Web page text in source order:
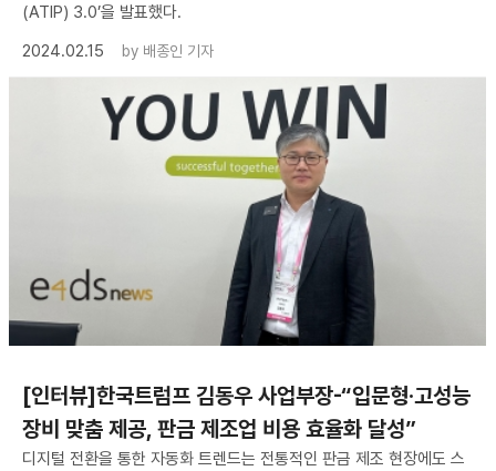
(ATIP) 3.0’을 발표했다.
2024.02.15
by 배종인 기자
[인터뷰]한국트럼프 김동우 사업부장-“입문형·고성능
장비 맞춤 제공, 판금 제조업 비용 효율화 달성”
디지털 전환을 통한 자동화 트렌드는 전통적인 판금 제조 현장에도 스